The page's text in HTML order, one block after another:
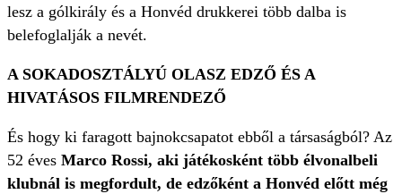
lesz a gólkirály és a Honvéd drukkerei több dalba is
belefoglalják a nevét.
A SOKADOSZTÁLYÚ OLASZ EDZŐ ÉS A
HIVATÁSOS FILMRENDEZŐ
És hogy ki faragott bajnokcsapatot ebből a társaságból? Az
52 éves Marco Rossi, aki játékosként több élvonalbeli
klubnál is megfordult, de edzőként a Honvéd előtt még